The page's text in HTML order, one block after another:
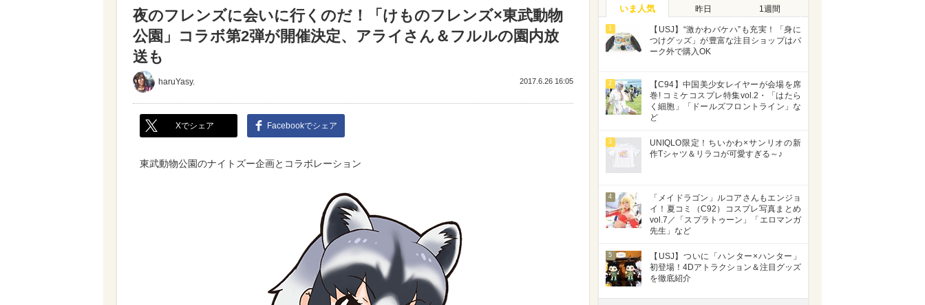
夜のフレンズに会いに行くのだ！「けものフレンズ×東武動物
公園」コラボ第2弾が開催決定、アライさん＆フルルの園内放
送も
haruYasy. 2017.6.26 16:05
Xでシェア Facebookでシェア
東武動物公園のナイトズー企画とコラボレーション
いま人気 昨日 1週間
1
【USJ】“激かわバケハ”も充実！「身に
つけグッズ」が豊富な注目ショップはパ
ーク外で購入OK
2
【C94】中国美少女レイヤーが会場を席
巻! コミケコスプレ特集vol.2・「はたら
く細胞」「ドールズフロントライン」な
ど
3
UNIQLO限定！ちいかわ×サンリオの新
作Tシャツ＆リラコが可愛すぎる～♪
4
「メイドラゴン」ルコアさんもエンジョ
イ！夏コミ（C92）コスプレ写真まとめ
vol.7／「スプラトゥーン」「エロマンガ
先生」など
5
【USJ】ついに「ハンター×ハンター」
初登場！4Dアトラクション＆注目グッズ
を徹底紹介